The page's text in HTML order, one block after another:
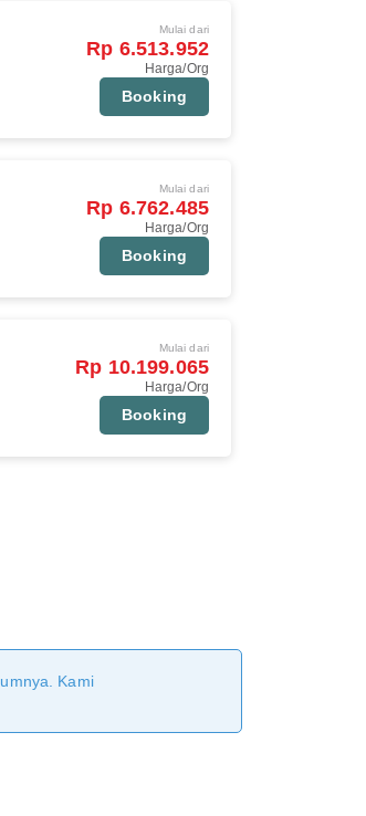
Mulai dari
Rp 6.513.952
Harga/Org
Booking
Mulai dari
Rp 6.762.485
Harga/Org
Booking
Mulai dari
Rp 10.199.065
Harga/Org
Booking
Kami